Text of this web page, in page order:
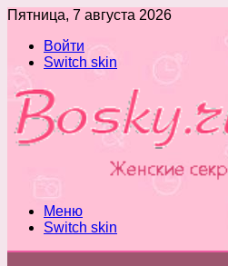
Пятница, 7 августа 2026
Войти
Switch skin
Меню
Switch skin